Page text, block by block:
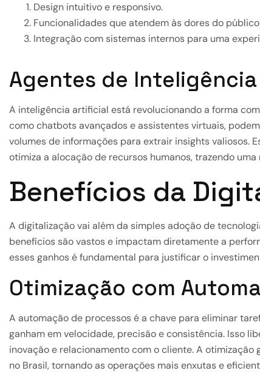
Design intuitivo e responsivo.
Funcionalidades que atendem às dores do
Integração com sistemas internos para uma
Agentes de
A inteligência artificial está revolucionando a forma
como chatbots avançados e assistentes virtuais,
volumes de informações para extrair insights valiosos.
otimiza a alocação de recursos humanos, trazendo
Benefícios da
A digitalização vai além da simples adoção de
benefícios são vastos e impactam diretamente a
esses ganhos é fundamental para justificar o
Otimização com
A automação de processos é a chave para eliminar
ganham em velocidade, precisão e consistência. Isso
inovação e relacionamento com o cliente. A
no Brasil, tornando as operações mais enxutas e